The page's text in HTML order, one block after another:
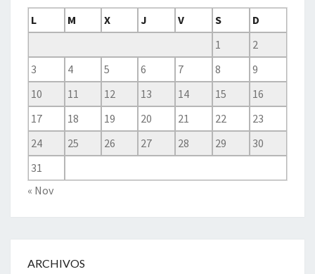
L
M X J V S
D
1
2
3
4 5 6 7 8
9
10
11 12 13 14 15
16
17
18 19 20 21 22
23
24
25 26 27 28 29
30
31
« Nov
ARCHIVOS